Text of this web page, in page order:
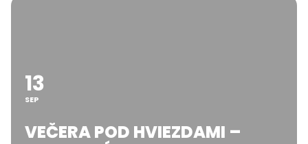
13
SEP
VEČERA POD HVIEZDAMI –